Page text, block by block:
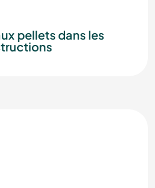
pellets dans les